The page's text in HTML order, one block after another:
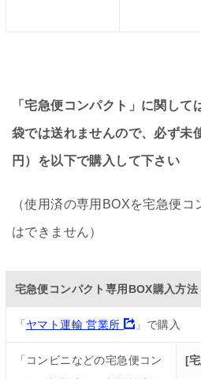
「宅急便コンパクト」に関し
袋では送れませんので、必ず未
円）を以下で購入して下さい
（使用済の専用BOXを宅急便
はできません）
宅急便コンパクト専用BOX購入方法
「 ヤマト運輸 営業所 」で購入
「コンビニなどの宅急便コン
[